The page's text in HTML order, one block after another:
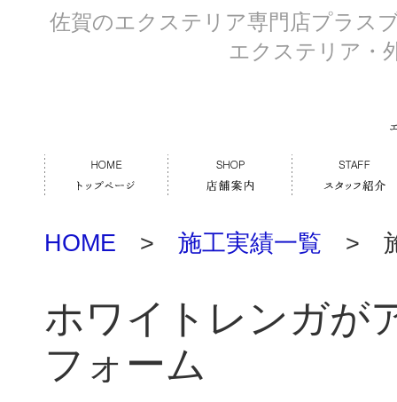
佐賀のエクステリア専門店プラス
エクステリア・
HOME > 施工実績一覧 > 施
ホワイトレンガが
フォーム